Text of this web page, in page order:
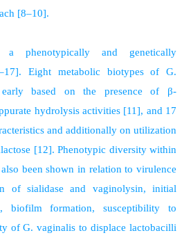
[8–10].
a phenotypically and genetically
Eight metabolic biotypes of G.
based on the presence of β-
hydrolysis activities [11], and 17
and additionally on utilization
[12]. Phenotypic diversity within
been shown in relation to virulence
of sialidase and vaginolysin, initial
biofilm formation, susceptibility to
of G. vaginalis to displace lactobacilli